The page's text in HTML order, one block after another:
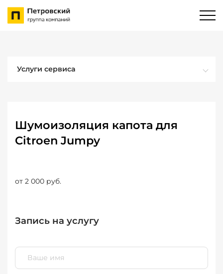
Услуги сервиса
Шумоизоляция капота для
Citroen Jumpy
от 2 000 руб.
Запись на услугу